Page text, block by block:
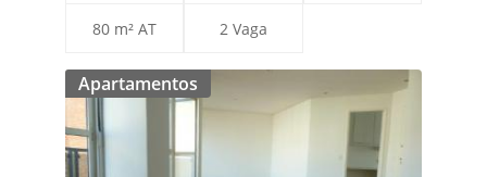
80 m² AT 2 Vaga
Apartamentos